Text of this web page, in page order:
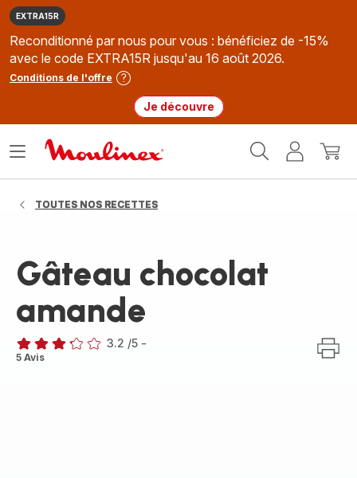
EXTRA15R
Reconditionné par nous pour vous : bénéficiez de -15%
avec le code EXTRA15R jusqu'au 16 août 2026.
Conditions de l'offre
Je découvre
MonMon
Ouvrir
TOUTES NOS RECETTES
Gâteau chocolat
amande
ratings.3.2
3.2 /5 -
5 Avis